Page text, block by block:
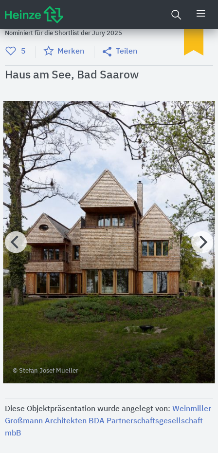
Nominiert für die Shortlist der Jury 2025
5 Merken Teilen
Haus am See, Bad Saarow
© Stefan Josef Mueller
Diese Objektpräsentation wurde angelegt von: Weinmiller
Großmann Architekten BDA Partnerschaftsgesellschaft
mbB